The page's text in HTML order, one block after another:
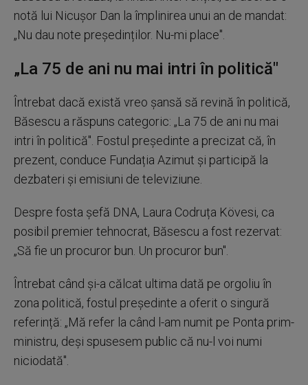
notă lui Nicușor Dan la împlinirea unui an de mandat:
„Nu dau note președinților. Nu-mi place".
„La 75 de ani nu mai intri în politică"
Întrebat dacă există vreo șansă să revină în politică,
Băsescu a răspuns categoric: „La 75 de ani nu mai
intri în politică". Fostul președinte a precizat că, în
prezent, conduce Fundația Azimut și participă la
dezbateri și emisiuni de televiziune.
Despre fosta șefă DNA, Laura Codruța Kövesi, ca
posibil premier tehnocrat, Băsescu a fost rezervat:
„Să fie un procuror bun. Un procuror bun".
Întrebat când și-a călcat ultima dată pe orgoliu în
zona politică, fostul președinte a oferit o singură
referință: „Mă refer la când l-am numit pe Ponta prim-
ministru, deși spusesem public că nu-l voi numi
niciodată".